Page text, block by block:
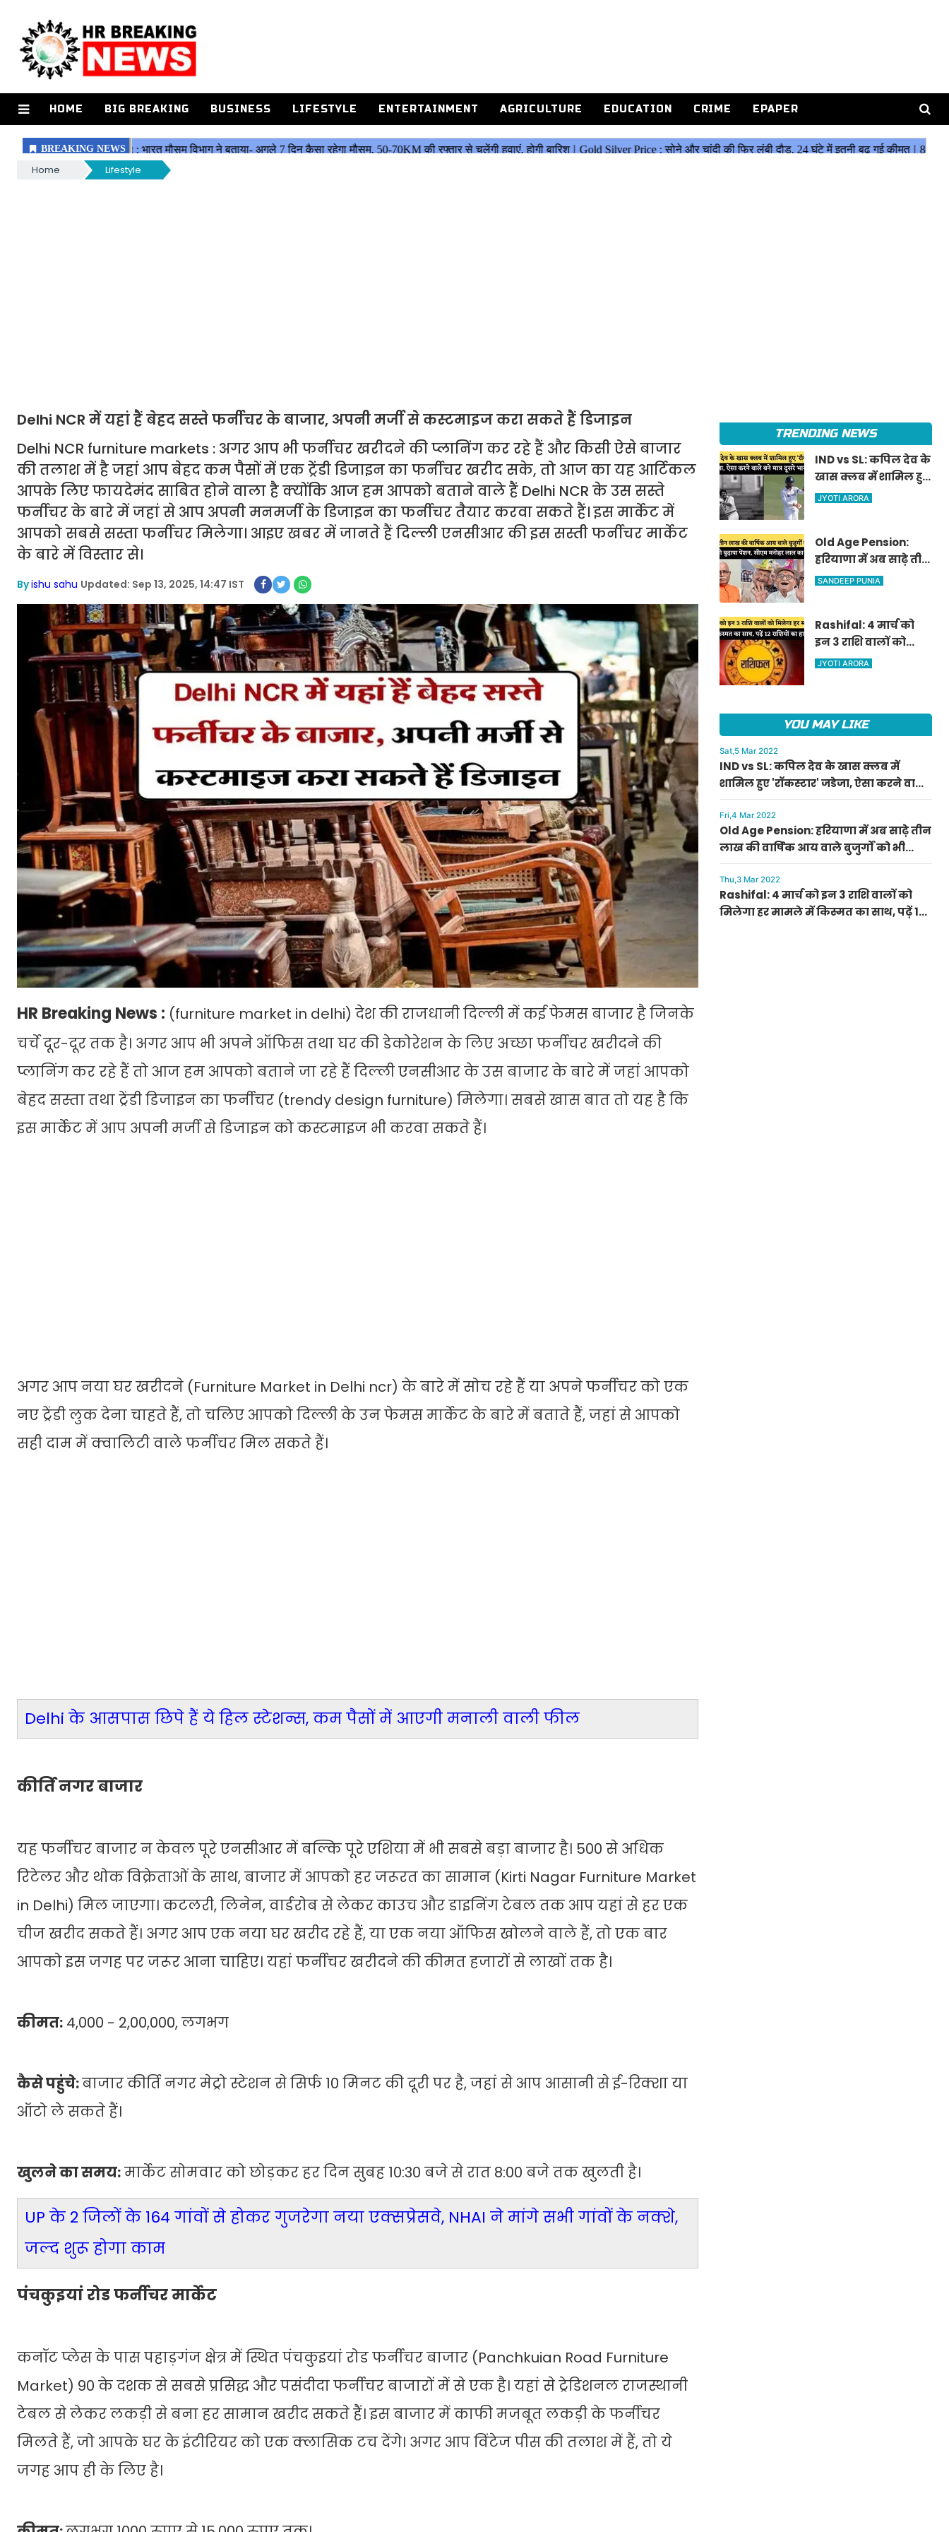
HOME BIG BREAKING BUSINESS LIFESTYLE ENTERTAINMENT AGRICULTURE EDUCATION CRIME EPAPER
Home Lifestyle
Delhi NCR में यहां हैं बेहद सस्ते फर्नीचर के बाजार, अपनी मर्जी से कस्टमाइज करा सकते हैं डिजाइन
Delhi NCR furniture markets : अगर आप भी फर्नीचर खरीदने की प्लानिंग कर रहे हैं और किसी ऐसे बाजार
की तलाश में है जहां आप बेहद कम पैसों में एक ट्रेंडी डिजाइन का फर्नीचर खरीद सके, तो आज का यह आर्टिकल
आपके लिए फायदेमंद साबित होने वाला है क्योंकि आज हम आपको बताने वाले हैं Delhi NCR के उस सस्ते
फर्नीचर के बारे में जहां से आप अपनी मनमर्जी के डिजाइन का फर्नीचर तैयार करवा सकते हैं। इस मार्केट में
आपको सबसे सस्ता फर्नीचर मिलेगा। आइए खबर में जानते हैं दिल्ली एनसीआर की इस सस्ती फर्नीचर मार्केट
के बारे में विस्तार से।
Byishu sahu Updated: Sep 13, 2025, 14:47 IST
HR Breaking News : (furniture market in delhi) देश की राजधानी दिल्ली में कई फेमस बाजार है जिनके
चर्चे दूर-दूर तक है। अगर आप भी अपने ऑफिस तथा घर की डेकोरेशन के लिए अच्छा फर्नीचर खरीदने की
प्लानिंग कर रहे हैं तो आज हम आपको बताने जा रहे हैं दिल्ली एनसीआर के उस बाजार के बारे में जहां आपको
बेहद सस्ता तथा ट्रेंडी डिजाइन का फर्नीचर (trendy design furniture) मिलेगा। सबसे खास बात तो यह है कि
इस मार्केट में आप अपनी मर्जी से डिजाइन को कस्टमाइज भी करवा सकते हैं।
अगर आप नया घर खरीदने (Furniture Market in Delhi ncr) के बारे में सोच रहे हैं या अपने फर्नीचर को एक
नए ट्रेंडी लुक देना चाहते हैं, तो चलिए आपको दिल्ली के उन फेमस मार्केट के बारे में बताते हैं, जहां से आपको
सही दाम में क्वालिटी वाले फर्नीचर मिल सकते हैं।
Delhi के आसपास छिपे हैं ये हिल स्टेशन्स, कम पैसों में आएगी मनाली वाली फील
कीर्ति नगर बाजार
यह फर्नीचर बाजार न केवल पूरे एनसीआर में बल्कि पूरे एशिया में भी सबसे बड़ा बाजार है। 500 से अधिक
रिटेलर और थोक विक्रेताओं के साथ, बाजार में आपको हर जरूरत का सामान (Kirti Nagar Furniture Market
in Delhi) मिल जाएगा। कटलरी, लिनेन, वार्डरोब से लेकर काउच और डाइनिंग टेबल तक आप यहां से हर एक
चीज खरीद सकते हैं। अगर आप एक नया घर खरीद रहे हैं, या एक नया ऑफिस खोलने वाले हैं, तो एक बार
आपको इस जगह पर जरूर आना चाहिए। यहां फर्नीचर खरीदने की कीमत हजारों से लाखों तक है।
कीमत: 4,000 - 2,00,000, लगभग
कैसे पहुंचे:बाजार कीर्ति नगर मेट्रो स्टेशन से सिर्फ 10 मिनट की दूरी पर है, जहां से आप आसानी से ई-रिक्शा या
ऑटो ले सकते हैं।
खुलने का समय:मार्केट सोमवार को छोड़कर हर दिन सुबह 10:30 बजे से रात 8:00 बजे तक खुलती है।
UP के 2 जिलों के 164 गांवों से होकर गुजरेगा नया एक्सप्रेसवे, NHAI ने मांगे सभी गांवों के नक्शे,
जल्द शुरू होगा काम
पंचकुइयां रोड फर्नीचर मार्केट
कनॉट प्लेस के पास पहाड़गंज क्षेत्र में स्थित पंचकुइयां रोड फर्नीचर बाजार (Panchkuian Road Furniture
Market) 90 के दशक से सबसे प्रसिद्ध और पसंदीदा फर्नीचर बाजारों में से एक है। यहां से ट्रेडिशनल राजस्थानी
टेबल से लेकर लकड़ी से बना हर सामान खरीद सकते हैं। इस बाजार में काफी मजबूत लकड़ी के फर्नीचर
मिलते हैं, जो आपके घर के इंटीरियर को एक क्लासिक टच देंगे। अगर आप विंटेज पीस की तलाश में हैं, तो ये
जगह आप ही के लिए है।
TRENDING NEWS
IND vs SL: कपिल देव के
खास क्लब में शामिल हुए
'रॉकस्टार' जडेजा, ऐसा
JYOTI ARORA
Old Age Pension:
हरियाणा में अब साढ़े तीन
लाख की वार्षिक आय
सीएम मनोहर लाल का
ऐलान
SANDEEP PUNIA
Rashifal: 4 मार्च को
इन 3 राशि वालों को
मिलेगा हर मामले में
JYOTI ARORA
YOU MAY LIKE
Sat,5 Mar 2022
IND vs SL: कपिल देव के खास क्लब में
शामिल हुए 'रॉकस्टार' जडेजा, ऐसा करने वाले
बने मात्र दूसरे भारतीय
Fri,4 Mar 2022
Old Age Pension: हरियाणा में अब साढ़े तीन
लाख की वार्षिक आय वाले बुजुर्गों को भी
मिलेगी बुढ़ापा पेंशन, सीएम मनोहर लाल का
ऐलान
Thu,3 Mar 2022
Rashifal: 4 मार्च को इन 3 राशि वालों को
मिलेगा हर मामले में किस्मत का साथ, पढ़ें 12